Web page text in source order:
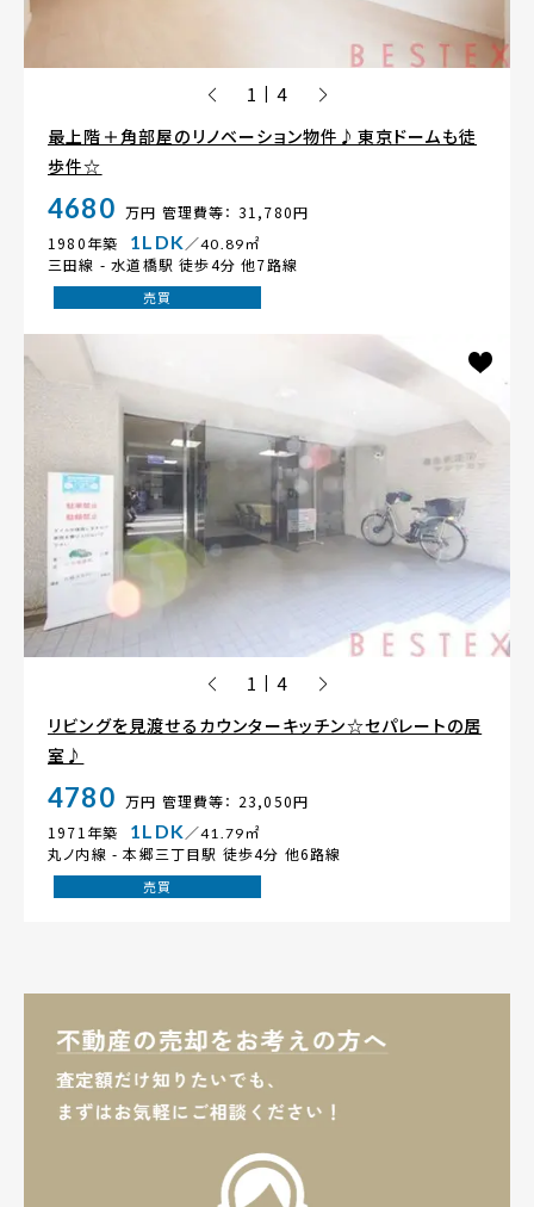
1 | 4
最上階＋角部屋のリノベーション物件♪東京ドームも徒
歩件☆
4680 万円 管理費等： 31,780円
1980年築
1LDK／40.89㎡
三田線 -水道橋駅 徒歩4分 他7路線
売買
1 | 4
リビングを見渡せるカウンターキッチン☆セパレートの居
室♪
4780 万円 管理費等： 23,050円
1971年築
1LDK／41.79㎡
丸ノ内線 -本郷三丁目駅 徒歩4分 他6路線
売買